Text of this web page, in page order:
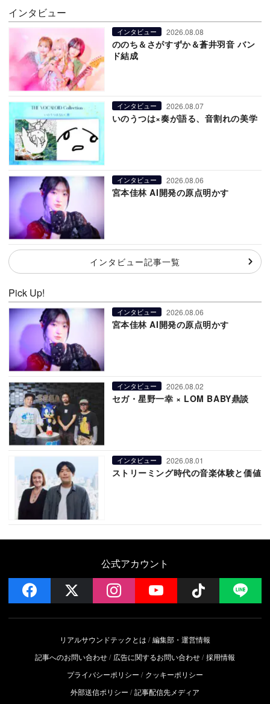
インタビュー
インタビュー 2026.08.08
ののち＆さがすずか＆蒼井羽音 バン
ド結成
インタビュー 2026.08.07
いのうつは×奏が語る、音割れの美学
インタビュー 2026.08.06
宮本佳林 AI開発の原点明かす
インタビュー記事一覧
Pick Up!
インタビュー 2026.08.06
宮本佳林 AI開発の原点明かす
インタビュー 2026.08.02
セガ・星野一幸 × LOM BABY鼎談
インタビュー 2026.08.01
ストリーミング時代の音楽体験と価値
公式アカウント
facebook instagramYouTube Follow
リアルサウンドテックとは
編集部・運営情報
記事へのお問い合わせ
広告に関するお問い合わせ 採用情報
プライバシーポリシー
クッキーポリシー
外部送信ポリシー
記事配信先メディア